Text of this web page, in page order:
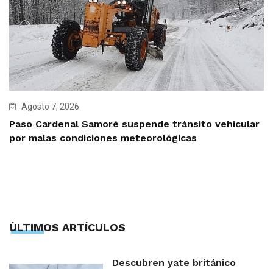
Agosto 7, 2026
Paso Cardenal Samoré suspende tránsito vehicular
por malas condiciones meteorológicas
ÙLTIMOS ARTÍCULOS
Descubren yate británico